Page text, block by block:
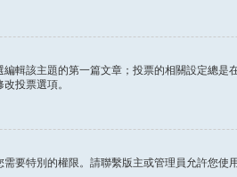
輯該主題的第一篇文章；投票的相關設定總
投票選項。
要特別的權限。請聯繫版主或管理員允許您使用